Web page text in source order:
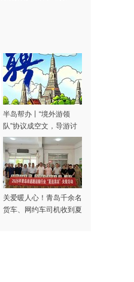
半岛帮办丨“境外游领
队”协议成空文，导游讨
费多日不成！记者采访当
天，款项连夜退回
关爱暖人心！青岛千余名
货车、网约车司机收到夏